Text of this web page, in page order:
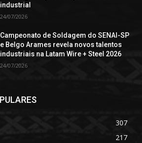
industrial
24/07/2026
Campeonato de Soldagem do SENAI-SP
e Belgo Arames revela novos talentos
industriais na Latam Wire + Steel 2026
24/07/2026
307
217